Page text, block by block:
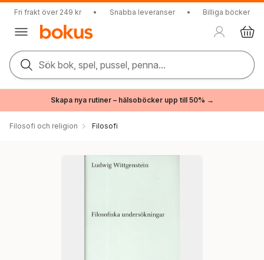
Fri frakt över 249 kr • Snabba leveranser • Billiga böcker
Sök bok, spel, pussel, penna...
Skapa nya rutiner – hälsoböcker upp till 50% →
Filosofi och religion Filosofi